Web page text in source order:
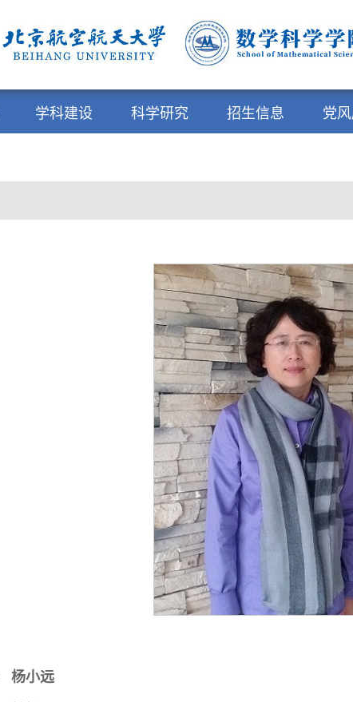
学科建设 科学研究 招生信息 党
杨小远